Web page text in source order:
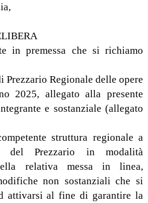
in premessa che si richiamo
Prezzario Regionale delle opere
2025, allegato alla presente
e sostanziale (allegato
struttura regionale a
del Prezzario in modalità
relativa messa in linea,
non sostanziali che si
attivarsi al fine di garantire la